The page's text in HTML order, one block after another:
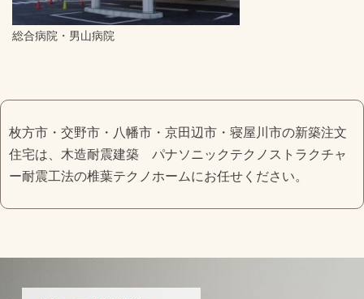
総合病院・男山病院
枚方市・交野市・八幡市・京田辺市・寝屋川市の新築注文
住宅は、木造耐震建築 パナソニックテクノストラクチャ
ー耐震工法の椎葉テクノホームにお任せください。